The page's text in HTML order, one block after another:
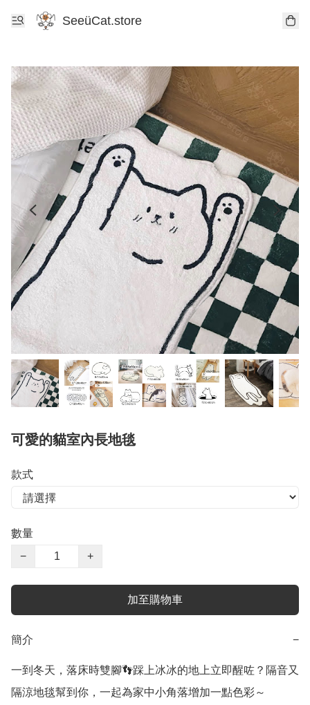
SeeüCat.store
可愛的貓室內長地毯
款式
數量
−
+
加至購物車
簡介 −
一到冬天，落床時雙腳👣踩上冰冰的地上立即醒咗？隔音又
隔涼地毯幫到你，一起為家中小角落增加一點色彩～